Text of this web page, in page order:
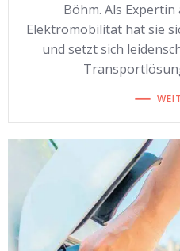
Böhm. Als
Elektromobilität hat sie
und setzt sich